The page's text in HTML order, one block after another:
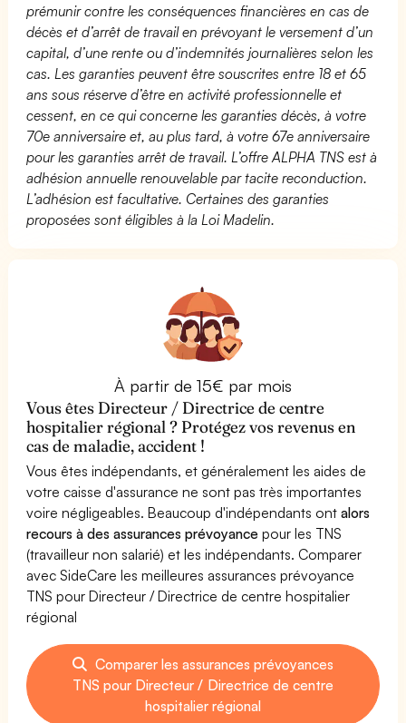
prémunir contre les conséquences financières en cas de
décès et d’arrêt de travail en prévoyant le versement d’un
capital, d’une rente ou d’indemnités journalières selon les
cas. Les garanties peuvent être souscrites entre 18 et 65
ans sous réserve d’être en activité professionnelle et
cessent, en ce qui concerne les garanties décès, à votre
70e anniversaire et, au plus tard, à votre 67e anniversaire
pour les garanties arrêt de travail. L’offre ALPHA TNS est à
adhésion annuelle renouvelable par tacite reconduction.
L’adhésion est facultative. Certaines des garanties
proposées sont éligibles à la Loi Madelin.
À partir de 15€ par mois
Vous êtes Directeur / Directrice de centre
hospitalier régional ? Protégez vos revenus en
cas de maladie, accident !
Vous êtes indépendants, et généralement les aides de
votre caisse d'assurance ne sont pas très importantes
voire négligeables. Beaucoup d'indépendants ontalors
recours à des assurances prévoyance pour les TNS
(travailleur non salarié) et les indépendants. Comparer
avec SideCare les meilleures assurances prévoyance
TNS pour Directeur / Directrice de centre hospitalier
régional
Comparer les assurances prévoyances
TNS pour Directeur / Directrice de centre
hospitalier régional